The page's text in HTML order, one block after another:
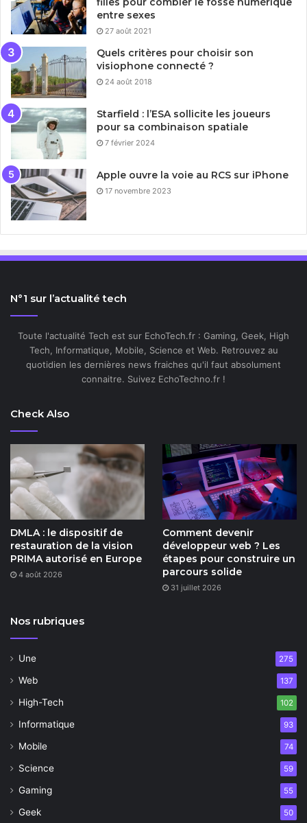
entre sexes
27 août 2021
Quels critères pour choisir son
visiophone connecté ?
24 août 2018
Starfield : l’ESA sollicite les joueurs
pour sa combinaison spatiale
7 février 2024
Apple ouvre la voie au RCS sur iPhone
17 novembre 2023
N°1 sur l’actualité tech
Toute l'actualité Tech est sur EchoTech.fr : Gaming, Geek, High
Tech, Informatique, Mobile, Science et Web. Retrouvez au
quotidien les dernières news fraiches qu'il faut absolument
connaitre. Suivez EchoTechno.fr !
Check Also
DMLA : le dispositif de
restauration de la vision
PRIMA autorisé en Europe
4 août 2026
Comment devenir
développeur web ? Les
étapes pour construire un
parcours solide
31 juillet 2026
Nos rubriques
Une 275
Web 137
High-Tech 102
Informatique 93
Mobile 74
Science 59
Gaming 55
Geek 50